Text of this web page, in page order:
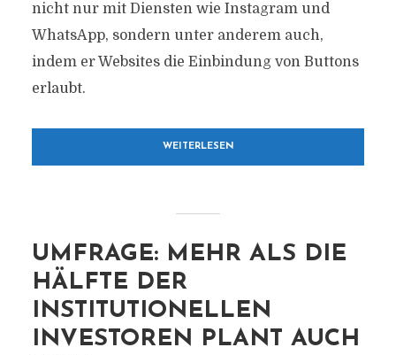
nicht nur mit Diensten wie Instagram und
WhatsApp, sondern unter anderem auch,
indem er Websites die Einbindung von Buttons
erlaubt.
WEITERLESEN
UMFRAGE: MEHR ALS DIE
HÄLFTE DER
INSTITUTIONELLEN
INVESTOREN PLANT AUCH